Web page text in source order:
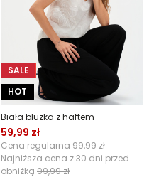
SALE
HOT
Biała bluzka z haftem
59,99 zł
Cena regularna 99,99 zł
Najniższa cena z 30 dni przed
obniżką 99,99 zł